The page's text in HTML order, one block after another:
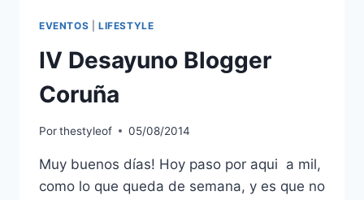
EVENTOS LIFESTYLE
IV Desayuno Blogger
Coruña
Porthestyleof 05/08/2014
Muy buenos días! Hoy paso por aqui a mil,
como lo que queda de semana, y es que no